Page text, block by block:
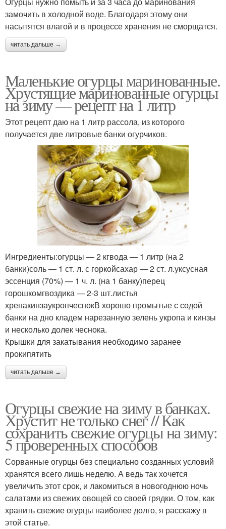
замочить в холодной воде. Благодаря этому они
насытятся влагой и в процессе хранения не сморщатся.
читать дальше →
Маленькие огурцы маринованные.
Хрустящие маринованные огурцы
на зиму — рецепт на 1 литр
Этот рецепт даю на 1 литр рассола, из которого
получается две литровые банки огурчиков.
Ингредиенты:огурцы — 2 кгвода — 1 литр (на 2
банки)соль — 1 ст. л. с горкойсахар — 2 ст. л.уксусная
эссенция (70%) — 1 ч. л. (на 1 банку)перец
горошкомгвоздика — 2-3 шт.листья
хренакинзаукропчеснокВ хорошо промытые с содой
банки на дно кладем нарезанную зелень укропа и кинзы
и несколько долек чеснока.
Крышки для закатывания необходимо заранее
прокипятить
читать дальше →
Огурцы свежие на зиму в банках.
Хрустит не только снег // Как
сохранить свежие огурцы на зиму:
5 проверенных способов
Сорванные огурцы без специально созданных условий
хранятся всего лишь неделю. А ведь так хочется
увеличить этот срок, и лакомиться в новогоднюю ночь
салатами из свежих овощей со своей грядки. О том, как
хранить свежие огурцы наиболее долго, я расскажу в
этой статье.